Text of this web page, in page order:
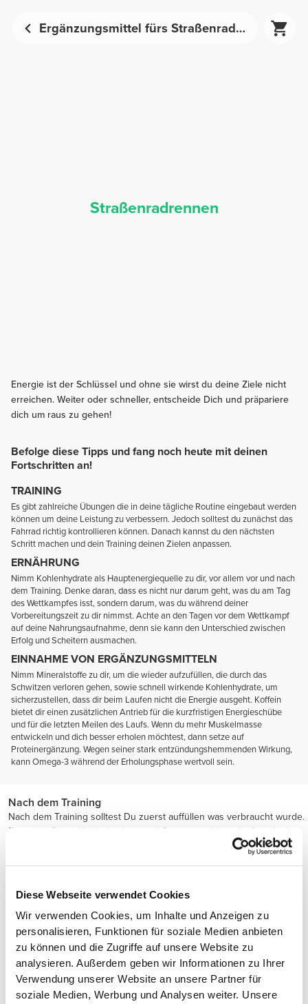
Diese Webseite verwendet Cookies
Wir verwenden Cookies, um Inhalte und Anzeigen zu
personalisieren, Funktionen für soziale Medien anbieten
zu können und die Zugriffe auf unsere Website zu
analysieren. Außerdem geben wir Informationen zu Ihrer
Verwendung unserer Website an unsere Partner für
soziale Medien, Werbung und Analysen weiter. Unsere
Ergänzungsmittel fürs Straßenradrennen - Sporternährung | Prozis
Straßenradrennen
Energie ist der Schlüssel und ohne sie wirst du deine Ziele nicht
erreichen. Weiter oder schneller, entscheide Dich und präpariere
dich um raus zu gehen!
Befolge diese Tipps und fang noch heute mit deinen
Fortschritten an!
TRAINING
Es gibt zahlreiche Übungen die in deine tägliche Routine eingebaut werden
können um deine Leistung zu verbessern. Jedoch solltest du zunächst das
Fahrrad richtig kontrollieren können. Danach kannst du den nächsten
Schritt machen und dein Training deinen Zielen anpassen.
ERNÄHRUNG
Nimm Kohlenhydrate als Hauptenergiequelle zu dir, vor allem vor und nach
dem Training. Denke daran, dass es nicht nur darum geht, was du am Tag
des Wettkampfes isst, sondern darum, was du während deiner
Vorbereitungszeit zu dir nimmst. Achte an den Tagen vor dem Wettkampf
auf deine Nahrungsaufnahme, denn sie kann den Unterschied zwischen
Erfolg und Scheitern ausmachen.
EINNAHME VON ERGÄNZUNGSMITTELN
Nimm Mineralstoffe zu dir, um die wieder aufzufüllen, die durch das
Schwitzen verloren gehen, sowie schnell wirkende Kohlenhydrate, um
sicherzustellen, dass dir beim Laufen nicht die Energie ausgeht. Koffein
bietet dir einen zusätzlichen Antrieb für die kurzfristigen Energieschübe
und für die letzten Meilen des Laufs. Wenn du mehr Muskelmasse
entwickeln und dich besser erholen möchtest, dann setze auf
Proteinergänzung. Wegen seiner stark entzündungshemmenden Wirkung,
kann Omega-3 während der Erholungsphase wertvoll sein.
Nach dem Training
Nach dem Training solltest Du zuerst auffüllen was verbraucht wurde.
Eine gute Dosis Kohlenhydrate und Protein sind hier die Standard-